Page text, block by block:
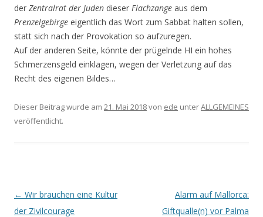
der Zentralrat der Juden dieser Flachzange aus dem
Prenzelgebirge eigentlich das Wort zum Sabbat halten sollen,
statt sich nach der Provokation so aufzuregen.
Auf der anderen Seite, könnte der prügelnde HI ein hohes
Schmerzensgeld einklagen, wegen der Verletzung auf das
Recht des eigenen Bildes…
Dieser Beitrag wurde am 21. Mai 2018von ede unterALLGEMEINES
veröffentlicht.
Beitrags-
Navigation
← Wir brauchen eine Kultur
der Zivilcourage
Alarm auf Mallorca:
Giftqualle(n) vor Palma